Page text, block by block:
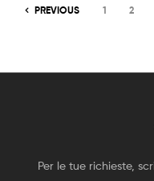
PREVIOUS 1 2
Per le tue richieste,